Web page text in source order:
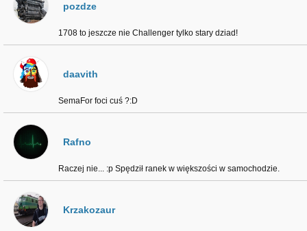
pozdze
1708 to jeszcze nie Challenger tylko stary dziad!
daavith
SemaFor foci cuś ?:D
Rafno
Raczej nie... :p Spędził ranek w większości w samochodzie.
Krzakozaur